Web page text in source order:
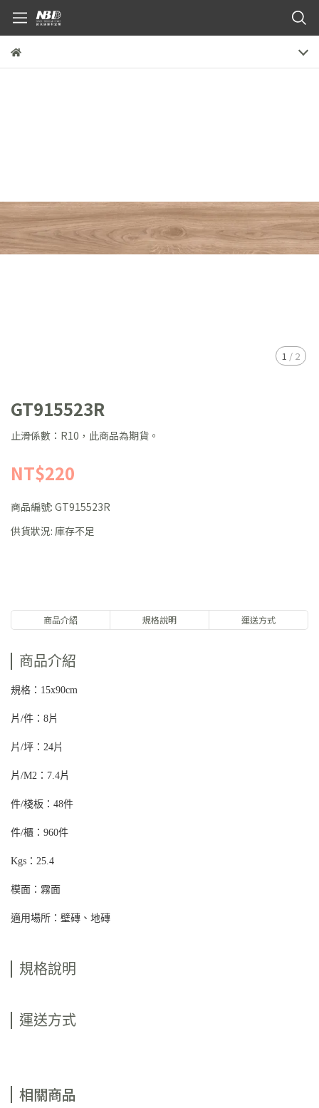
1 / 2
GT915523R
止滑係數：R10，此商品為期貨。
NT$220
商品編號: GT915523R
供貨狀況: 庫存不足
商品介紹 規格說明 運送方式
商品介紹
規格：15x90cm
片/件：8片
片/坪：24片
片/M2：7.4片
件/棧板：48件
件/櫃：960件
Kgs：25.4
模面：霧面
適用場所：壁磚、地磚
規格說明
運送方式
相關商品